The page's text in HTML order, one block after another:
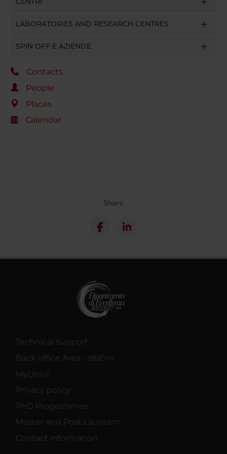
LABORATORIES AND RESEARCH CENTRES
SPIN OFF E AZIENDE
Contacts
People
Places
Calendar
Share
Technical support
Back office Area - dbErw
MyUnivr
Privacy policy
PhD Programmes
Master and Post Lauream
Contact information